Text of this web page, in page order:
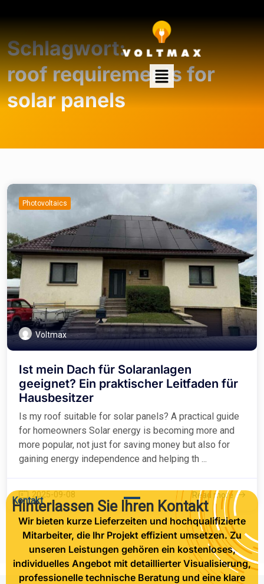
Schlagwort:
roof requirements for
solar panels
Photovoltaics
Voltmax
Ist mein Dach für Solaranlagen
geeignet? Ein praktischer Leitfaden für
Hausbesitzer
Is my roof suitable for solar panels? A practical guide
for homeowners Solar energy is becoming more and
more popular, not just for saving money but also for
gaining energy independence and helping th ...
2025-09-08 Read more
Kontakt
Hinterlassen Sie Ihren Kontakt
Wir bieten kurze Lieferzeiten und hochqualifizierte
Mitarbeiter, die Ihr Projekt effizient umsetzen. Zu
unseren Leistungen gehören ein kostenloses,
individuelles Angebot mit detaillierter Visualisierung,
professionelle technische Beratung und eine klare